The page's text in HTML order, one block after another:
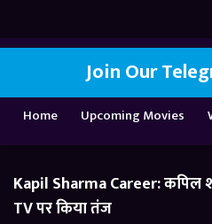
Join Our
Home Upcoming Movies
Kapil Sharma Career: कपिल
TV पर किया तंज